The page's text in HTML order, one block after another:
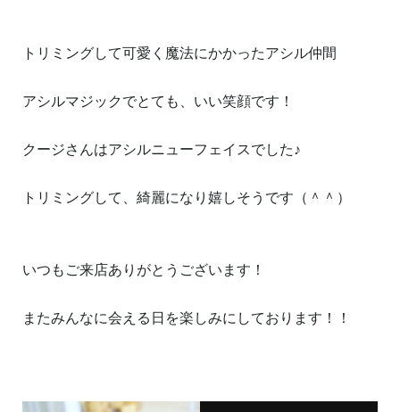
トリミングして可愛く魔法にかかったアシル仲間
アシルマジックでとても、いい笑顔です！
クージさんはアシルニューフェイスでした♪
トリミングして、綺麗になり嬉しそうです（＾＾）
いつもご来店ありがとうございます！
またみんなに会える日を楽しみにしております！！